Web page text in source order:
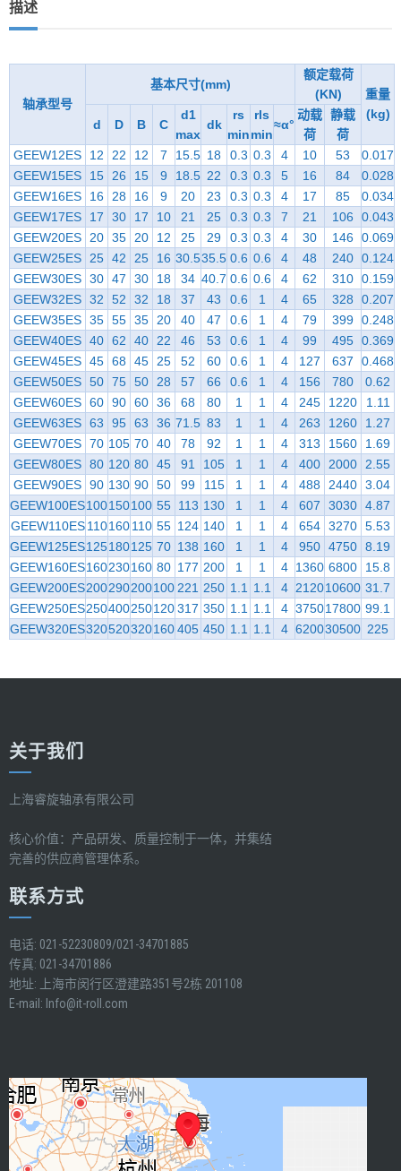
描述
轴承型号
基本尺寸(mm)
额定载荷
(KN)
重量
(kg)
d D B C
d1
max
dk
rs
min
rls
min
≈α°
动载
荷
静载
荷
GEEW12ES
12 22 12 7 15.5 18 0.3 0.3 4 10 53
0.017
GEEW15ES
15 26 15 9 18.5 22 0.3 0.3 5 16 84
0.028
GEEW16ES
16 28 16 9 20 23 0.3 0.3 4 17 85
0.034
GEEW17ES
17 30 17 10 21 25 0.3 0.3 7 21 106
0.043
GEEW20ES
20 35 20 12 25 29 0.3 0.3 4 30 146 0.069
GEEW25ES
25 42 25 16 30.535.5 0.6 0.6 4 48 240 0.124
GEEW30ES 30 47 30 18 34 40.7 0.6 0.6 4 62 310 0.159
GEEW32ES 32 52 32 18 37 43 0.6 1 4 65 328
0.207
GEEW35ES 35 55 35 20 40 47 0.6 1 4 79 399 0.248
GEEW40ES 40 62 40 22 46 53 0.6 1 4 99 495 0.369
GEEW45ES 45 68 45 25 52 60 0.6 1 4 127 637
0.468
GEEW50ES 50 75 50 28 57 66 0.6 1 4 156 780
0.62
GEEW60ES 60 90 60 36 68 80 1 1 4 245 1220
1.11
GEEW63ES 63 95 63 36 71.5 83 1 1 4 263 1260
1.27
GEEW70ES 70 105 70 40 78 92 1 1 4 313 1560
1.69
GEEW80ES 80 120 80 45 91 105 1 1 4 400 2000
2.55
GEEW90ES 90 130 90 50 99 115 1 1 4 488 2440 3.04
GEEW100ES100150100 55 113 130 1 1 4 607 3030 4.87
GEEW110ES 110160110 55 124 140 1 1 4 654 3270 5.53
GEEW125ES125180125 70 138 160 1 1 4 950 4750 8.19
GEEW160ES160230160 80 177 200 1 1 4 1360 6800
15.8
GEEW200ES200290200100 221 250 1.1 1.1 4 212010600 31.7
GEEW250ES250400250120317 350 1.1 1.1 4 375017800 99.1
GEEW320ES320520320160405 450 1.1 1.1 4 620030500 225
关于我们
上海睿旋轴承有限公司
核心价值：产品研发、质量控制于一体，并集结
完善的供应商管理体系。
联系方式
电话: 021-52230809/021-34701885
传真: 021-34701886
地址: 上海市闵行区澄建路351号2栋 201108
E-mail: Info@it-roll.com